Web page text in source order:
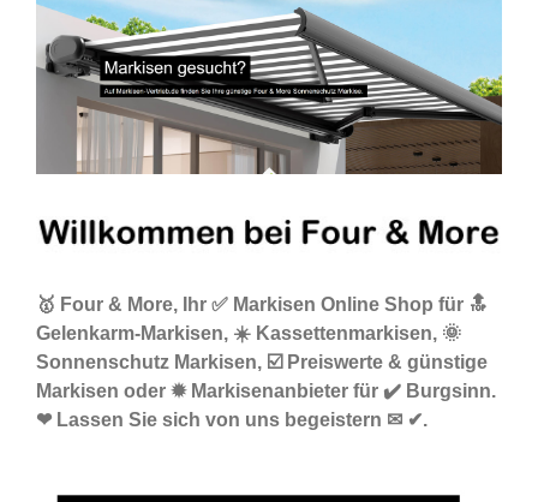
🥇 Four & More, Ihr ✅ Markisen Online Shop für 🔝
Gelenkarm-Markisen, ☀️ Kassettenmarkisen, 🌞
Sonnenschutz Markisen, ☑️ Preiswerte & günstige
Markisen oder ✹ Markisenanbieter für ✔️ Burgsinn.
❤ Lassen Sie sich von uns begeistern ✉ ✔.